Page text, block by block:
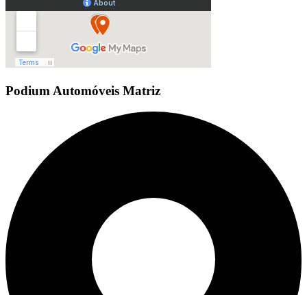
Podium Automóveis Matriz